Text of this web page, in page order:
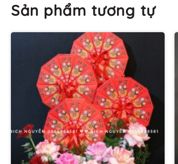
Sản phẩm tương tự